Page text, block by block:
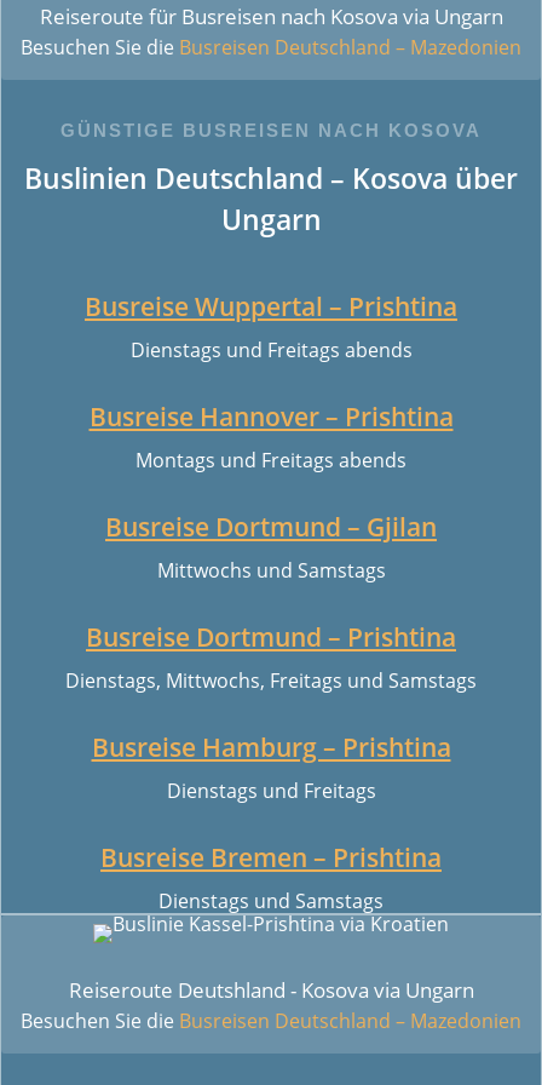
Reiseroute für Busreisen nach Kosova via Ungarn
Besuchen Sie die Busreisen Deutschland – Mazedonien
GÜNSTIGE BUSREISEN NACH KOSOVA
Buslinien Deutschland – Kosova über
Ungarn
Busreise Wuppertal – Prishtina
Dienstags und Freitags abends
Busreise Hannover – Prishtina
Montags und Freitags abends
Busreise Dortmund – Gjilan
Mittwochs und Samstags
Busreise Dortmund – Prishtina
Dienstags, Mittwochs, Freitags und Samstags
Busreise Hamburg – Prishtina
Dienstags und Freitags
Busreise Bremen – Prishtina
Dienstags und Samstags
Reiseroute Deutshland - Kosova via Ungarn
Besuchen Sie die Busreisen Deutschland – Mazedonien